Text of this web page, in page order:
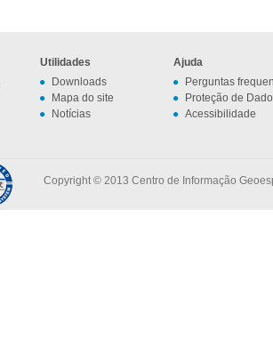
Utilidades
Downloads
Mapa do site
Notícias
Ajuda
Perguntas
Proteção de
Acessibilidade
Copyright © 2013 Centro de Informação